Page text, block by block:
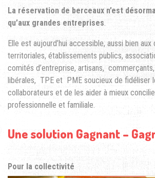
La réservation de berceaux n’est
qu’aux grandes entreprises
Elle est aujourd’hui accessible, aussi bien
territoriales, établissements publics,
comités d’entreprise, artisans,
libérales, TPE et PME soucieux de fidéliser
collaborateurs et de les aider à mieux
professionnelle et familiale.
Une solution Gagnant –
Pour la collectivité